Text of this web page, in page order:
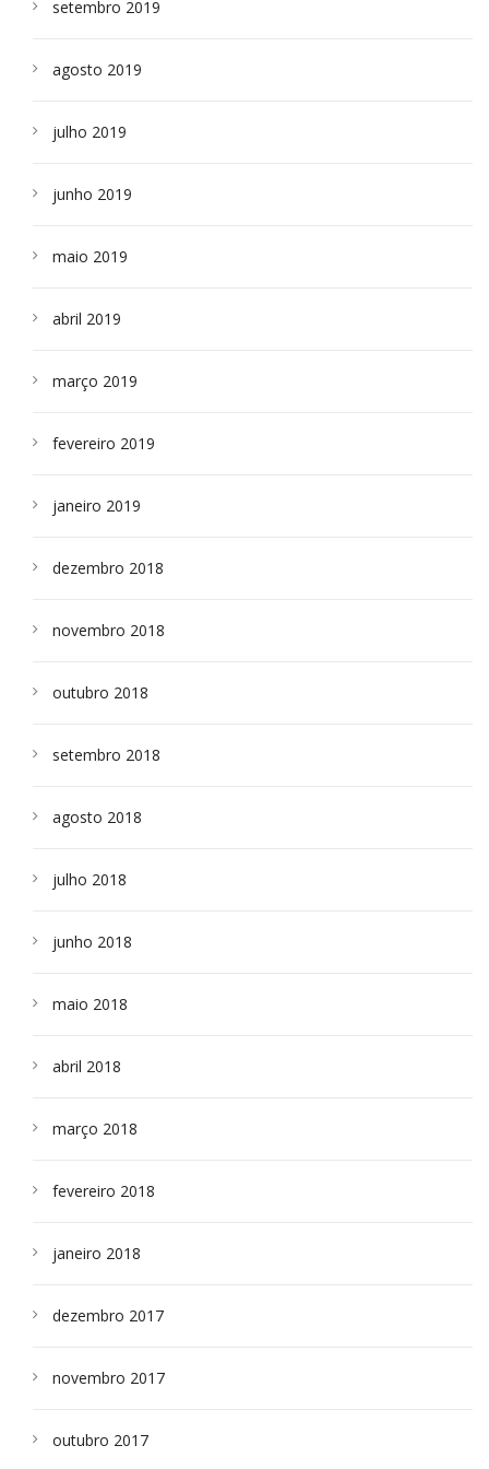
setembro 2019
agosto 2019
julho 2019
junho 2019
maio 2019
abril 2019
março 2019
fevereiro 2019
janeiro 2019
dezembro 2018
novembro 2018
outubro 2018
setembro 2018
agosto 2018
julho 2018
junho 2018
maio 2018
abril 2018
março 2018
fevereiro 2018
janeiro 2018
dezembro 2017
novembro 2017
outubro 2017